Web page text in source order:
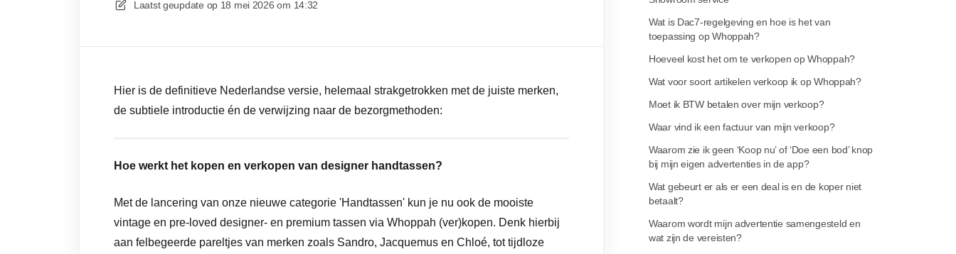
Laatst geupdate op 18 mei 2026 om 14:32
Hier is de definitieve Nederlandse versie, helemaal strakgetrokken met de juiste merken,
de subtiele introductie én de verwijzing naar de bezorgmethoden:
Hoe werkt het kopen en verkopen van designer handtassen?
Met de lancering van onze nieuwe categorie 'Handtassen' kun je nu ook de mooiste
vintage en pre-loved designer- en premium tassen via Whoppah (ver)kopen. Denk hierbij
aan felbegeerde pareltjes van merken zoals Sandro, Jacquemus en Chloé, tot tijdloze
Wat is Dac7-regelgeving en hoe is het van
toepassing op Whoppah?
Hoeveel kost het om te verkopen op Whoppah?
Wat voor soort artikelen verkoop ik op Whoppah?
Moet ik BTW betalen over mijn verkoop?
Waar vind ik een factuur van mijn verkoop?
Waarom zie ik geen ‘Koop nu’ of ‘Doe een bod’ knop
bij mijn eigen advertenties in de app?
Wat gebeurt er als er een deal is en de koper niet
betaalt?
Waarom wordt mijn advertentie samengesteld en
wat zijn de vereisten?